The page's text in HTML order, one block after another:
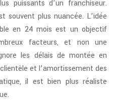
puissants d’un franchiseur.
souvent plus nuancée. L’idée
en 24 mois est un objectif
facteurs, et non une
les délais de montée en
et l’amortissement des
il est bien plus réaliste